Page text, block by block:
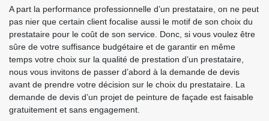
A part la performance professionnelle d’un prestataire, on ne peut
pas nier que certain client focalise aussi le motif de son choix du
prestataire pour le coût de son service. Donc, si vous voulez être
sûre de votre suffisance budgétaire et de garantir en même
temps votre choix sur la qualité de prestation d’un prestataire,
nous vous invitons de passer d’abord à la demande de devis
avant de prendre votre décision sur le choix du prestataire. La
demande de devis d’un projet de peinture de façade est faisable
gratuitement et sans engagement.